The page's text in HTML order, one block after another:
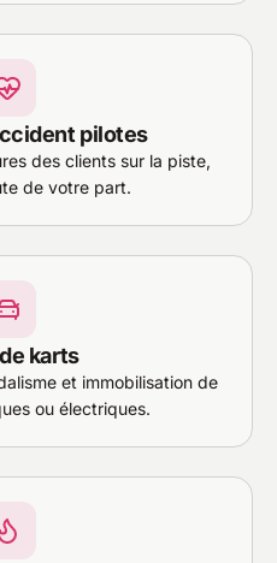
pilotes
des clients sur la piste,
de votre part.
karts
et immobilisation de
ou électriques.